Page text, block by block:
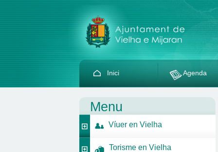
Inici Agenda
Menu
Víuer en Vielha
Torisme en Vielha